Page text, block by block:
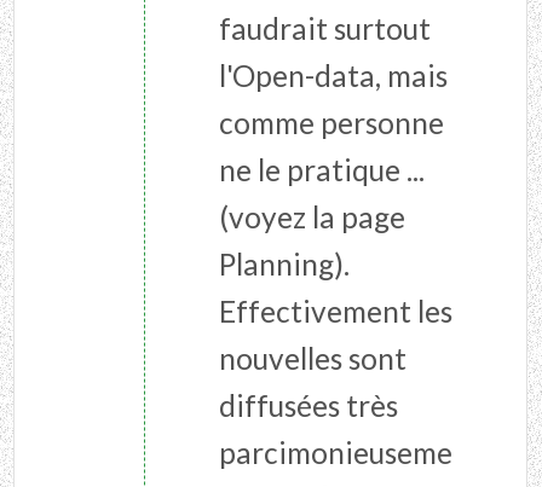
faudrait surtout
l'Open-data, mais
comme personne
ne le pratique ...
(voyez la page
Planning).
Effectivement les
nouvelles sont
diffusées très
parcimonieuseme